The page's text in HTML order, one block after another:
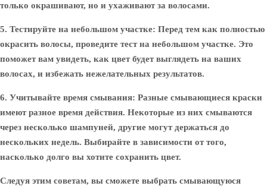
только окрашивают, но и ухаживают за волосами.
5. Тестируйте на небольшом участке: Перед тем как полностью
окрасить волосы, проведите тест на небольшом участке. Это
поможет вам увидеть, как цвет будет выглядеть на ваших
волосах, и избежать нежелательных результатов.
6. Учитывайте время смывания: Разные смывающиеся краски
имеют разное время действия. Некоторые из них смываются
через несколько шампуней, другие могут держаться до
нескольких недель. Выбирайте в зависимости от того,
насколько долго вы хотите сохранить цвет.
Следуя этим советам, вы сможете выбрать смывающуюся